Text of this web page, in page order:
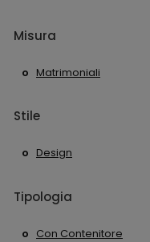
Misura
Matrimoniali
Stile
Design
Tipologia
Con Contenitore